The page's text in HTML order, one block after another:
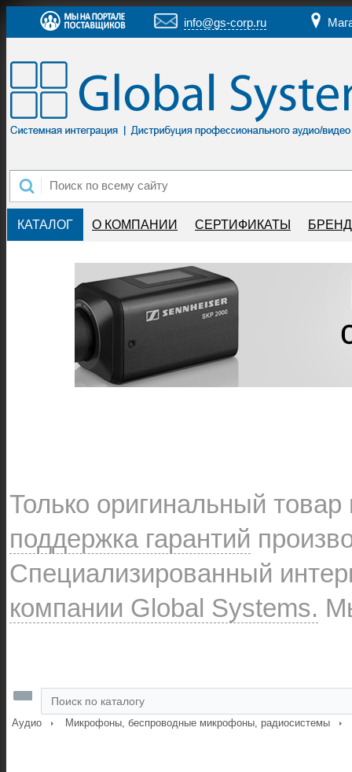
info@gs-corp.ru
КАТАЛОГ О КОМПАНИИ СЕРТИФИКАТЫ
Только оригинальный
поддержка гарантий
Специализированный
компании Global Systems.
Аудио Микрофоны, беспроводные микрофоны, радиосистемы